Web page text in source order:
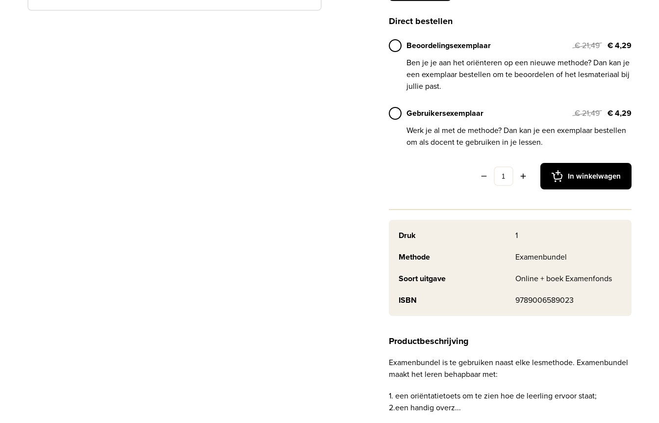
Direct bestellen
Beoordelingsexemplaar € 21,49
€ 4,29
Ben je je aan het oriënteren op een nieuwe methode? Dan kan je
een exemplaar bestellen om te beoordelen of het lesmateriaal bij
jullie past.
Gebruikersexemplaar € 21,49
€ 4,29
Werk je al met de methode? Dan kan je een exemplaar bestellen
om als docent te gebruiken in je lessen.
In winkelwagen
Druk
1
Methode
Examenbundel
Soort uitgave
Online + boek Examenfonds
ISBN
9789006589023
Productbeschrijving
Examenbundel is te gebruiken naast elke lesmethode. Examenbundel
maakt het leren behapbaar met:
1. een oriëntatietoets om te zien hoe de leerling ervoor staat;
2.een handig overz...